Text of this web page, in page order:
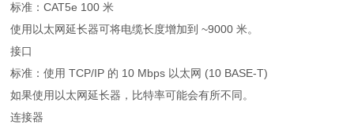
标准：CAT5e 100 米
使用以太网延长器可将电缆长度增加到 ~9000 米。
接口
标准：使用 TCP/IP 的 10 Mbps 以太网 (10 BASE-T)
如果使用以太网延长器，比特率可能会有所不同。
连接器